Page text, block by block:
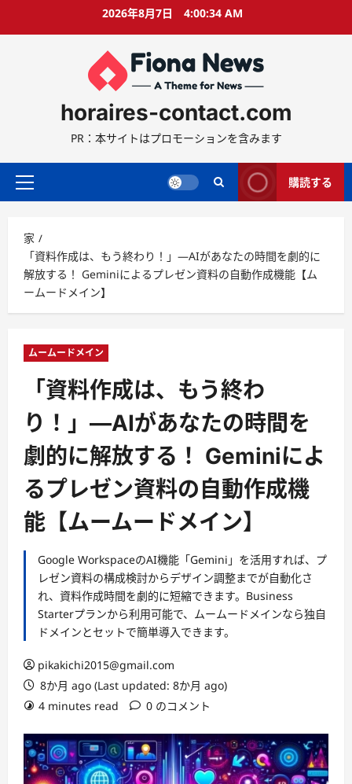
2026年8月7日 4:00:35 AM
horaires-contact.com
PR：本サイトはプロモーションを含みます
プ
マ
リ
ー
メ
ニ
ー
購読する
家
「資料作成は、もう終わり！」—AIがあなたの時間を劇的に
解放する！ Geminiによるプレゼン資料の自動作成機能【ム
ームードメイン】
ムームードメイン
「資料作成は、もう終わ
り！」—AIがあなたの時間を
劇的に解放する！ Geminiによ
るプレゼン資料の自動作成機
能【ムームードメイン】
Google WorkspaceのAI機能「Gemini」を活用すれば、プ
レゼン資料の構成検討からデザイン調整までが自動化さ
れ、資料作成時間を劇的に短縮できます。Business
Starterプランから利用可能で、ムームードメインなら独自
ドメインとセットで簡単導入できます。
pikakichi2015@gmail.com
8か月 ago (Last updated: 8か月 ago)
4 minutes read
0 のコメント